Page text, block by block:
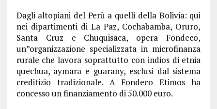
Dagli altopiani del Perù a quelli della Bolivia: qui
nei dipartimenti di La Paz, Cochabamba, Oruro,
Santa Cruz e Chuquisaca, opera Fondeco,
un”organizzazione specializzata in microfinanza
rurale che lavora soprattutto con indios di etnia
quechua, aymara e guarany, esclusi dal sistema
creditizio tradizionale. A Fondeco Etimos ha
concesso un finanziamento di 50.000 euro.